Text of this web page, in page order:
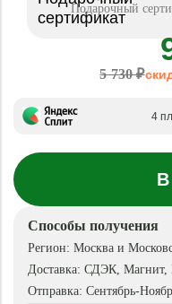
Подарочный
5 730 ₽
4
В
Способы получения
Регион: Москва и
Доставка: СДЭК, Магнит,
Отправка: Сентябрь-